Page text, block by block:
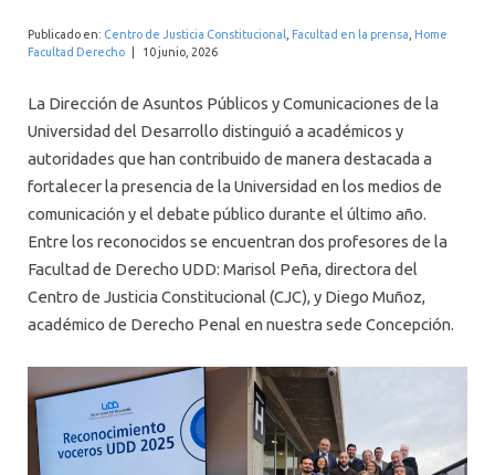
Publicado en: Centro de Justicia Constitucional Facultad en la prensa Home
Facultad Derecho
10 junio, 2026
La Dirección de Asuntos Públicos y Comunicaciones de la
Universidad del Desarrollo distinguió a académicos y
autoridades que han contribuido de manera destacada a
fortalecer la presencia de la Universidad en los medios de
comunicación y el debate público durante el último año.
Entre los reconocidos se encuentran dos profesores de la
Facultad de Derecho UDD: Marisol Peña, directora del
Centro de Justicia Constitucional (CJC), y Diego Muñoz,
académico de Derecho Penal en nuestra sede Concepción.